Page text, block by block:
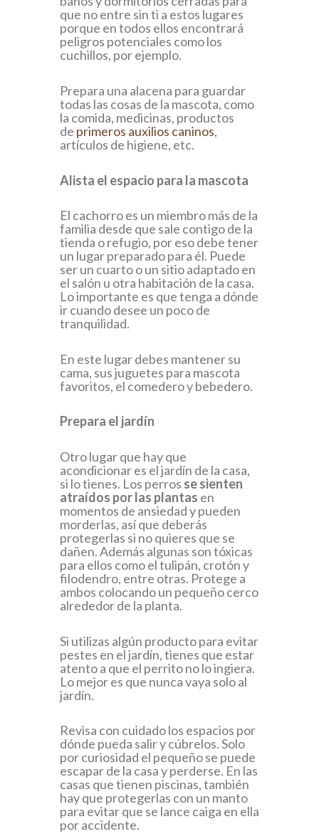
que no entre sin ti a estos lugares
porque en todos ellos encontrará
peligros potenciales como los
cuchillos, por ejemplo.
Prepara una alacena para guardar
todas las cosas de la mascota, como
la comida, medicinas, productos
de primeros auxilios caninos,
artículos de higiene, etc.
Alista el espacio para la mascota
El cachorro es un miembro más de la
familia desde que sale contigo de la
tienda o refugio, por eso debe tener
un lugar preparado para él. Puede
ser un cuarto o un sitio adaptado en
el salón u otra habitación de la casa.
Lo importante es que tenga a dónde
ir cuando desee un poco de
tranquilidad.
En este lugar debes mantener su
cama, sus juguetes para mascota
favoritos, el comedero y bebedero.
Prepara el jardín
Otro lugar que hay que
acondicionar es el jardín de la casa,
si lo tienes. Los perros se sienten
atraídos por las plantas en
momentos de ansiedad y pueden
morderlas, así que deberás
protegerlas si no quieres que se
dañen. Además algunas son tóxicas
para ellos como el tulipán, crotón y
filodendro, entre otras. Protege a
ambos colocando un pequeño cerco
alrededor de la planta.
Si utilizas algún producto para evitar
pestes en el jardín, tienes que estar
atento a que el perrito no lo ingiera.
Lo mejor es que nunca vaya solo al
jardín.
Revisa con cuidado los espacios por
dónde pueda salir y cúbrelos. Solo
por curiosidad el pequeño se puede
escapar de la casa y perderse. En las
casas que tienen piscinas, también
hay que protegerlas con un manto
para evitar que se lance caiga en ella
por accidente.